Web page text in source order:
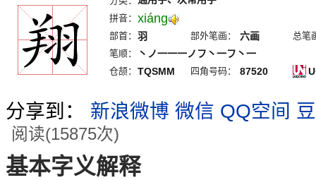
拼音： xiáng
部首： 羽 部外笔画： 六画
总笔
笔顺：
丶ノ一一一ノフ丶一フ丶一
仓颉： TQSMM 四角号码： 87520
分享到： 新浪微博 微信 QQ空间
阅读(15875次)
基本字义解释